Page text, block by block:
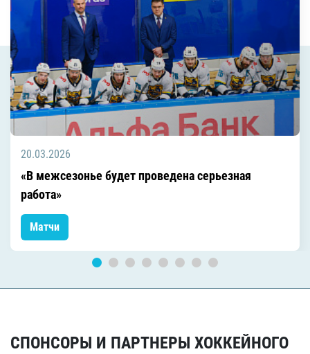
20.03.2026
«В межсезонье будет проведена серьезная
работа»
Матчи
СПОНСОРЫ И ПАРТНЕРЫ ХОККЕЙНОГО